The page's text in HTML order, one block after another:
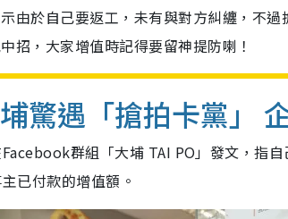
由於自己要返工，未有與對方糾纏，不
招，大家增值時記得要留神提防喇！
驚遇「搶拍卡黨」
群組「大埔 TAI PO」發文，指
已付款的增值額。